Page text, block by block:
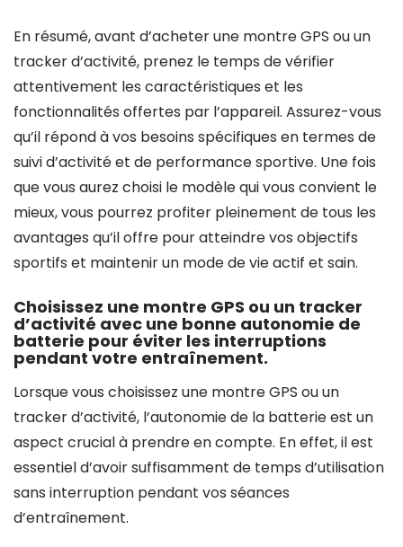
En résumé, avant d’acheter une montre GPS ou un
tracker d’activité, prenez le temps de vérifier
attentivement les caractéristiques et les
fonctionnalités offertes par l’appareil. Assurez-vous
qu’il répond à vos besoins spécifiques en termes de
suivi d’activité et de performance sportive. Une fois
que vous aurez choisi le modèle qui vous convient le
mieux, vous pourrez profiter pleinement de tous les
avantages qu’il offre pour atteindre vos objectifs
sportifs et maintenir un mode de vie actif et sain.
Choisissez une montre GPS ou un tracker
d’activité avec une bonne autonomie de
batterie pour éviter les interruptions
pendant votre entraînement.
Lorsque vous choisissez une montre GPS ou un
tracker d’activité, l’autonomie de la batterie est un
aspect crucial à prendre en compte. En effet, il est
essentiel d’avoir suffisamment de temps d’utilisation
sans interruption pendant vos séances
d’entraînement.